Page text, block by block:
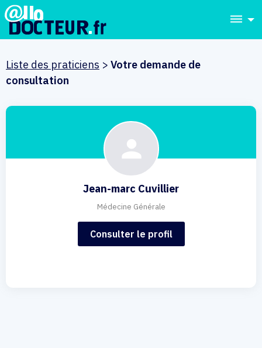
dehaze
Liste des praticiens > Votre demande de
consultation
Jean-marc Cuvillier
Médecine Générale
Consulter le profil